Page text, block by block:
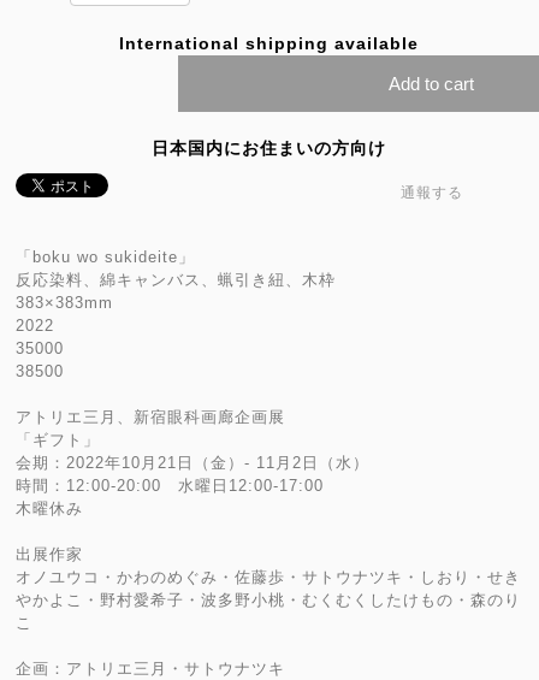
International shipping available
Add to cart
日本国内にお住まいの方向け
通報する
「boku wo sukideite」
反応染料、綿キャンバス、蝋引き紐、木枠
383×383mm
2022
35000
38500
アトリエ三月、新宿眼科画廊企画展
「ギフト」
会期：2022年10月21日（金）- 11月2日（水）
時間：12:00-20:00 水曜日12:00-17:00
木曜休み
出展作家
オノユウコ・かわのめぐみ・佐藤歩・サトウナツキ・しおり・せき
やかよこ・野村愛希子・波多野小桃・むくむくしたけもの・森のり
こ
企画：アトリエ三月・サトウナツキ